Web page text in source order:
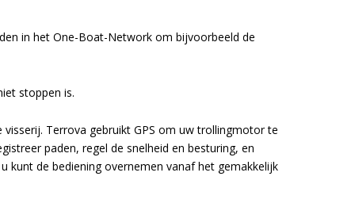
in het One-Boat-Network om bijvoorbeeld de
stoppen is.
Terrova gebruikt GPS om uw trollingmotor te
paden, regel de snelheid en besturing, en
kunt de bediening overnemen vanaf het gemakkelijk